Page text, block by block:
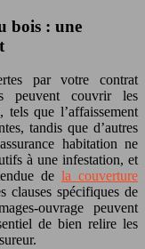
bois : une
par votre contrat
peuvent couvrir les
tels que l’affaissement
tandis que d’autres
habitation ne
à une infestation, et
de la couverture
clauses spécifiques de
ouvrage peuvent
de bien relire les